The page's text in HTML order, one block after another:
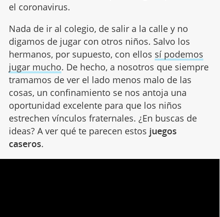
el coronavirus.
Nada de ir al colegio, de salir a la calle y no
digamos de jugar con otros niños. Salvo los
hermanos, por supuesto, con ellos sí podemos
jugar mucho. De hecho, a nosotros que siempre
tramamos de ver el lado menos malo de las
cosas, un confinamiento se nos antoja una
oportunidad excelente para que los niños
estrechen vínculos fraternales. ¿En buscas de
ideas? A ver qué te parecen estos juegos
caseros.